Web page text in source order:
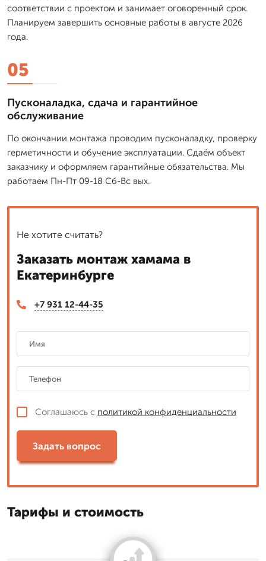
соответствии с проектом и занимает оговоренный срок.
Планируем завершить основные работы в августе 2026
года.
05
Пусконаладка, сдача и гарантийное
обслуживание
По окончании монтажа проводим пусконаладку, проверку
герметичности и обучение эксплуатации. Сдаём объект
заказчику и оформляем гарантийные обязательства. Мы
работаем Пн-Пт 09-18 Сб-Вс вых.
Не хотите считать?
Заказать монтаж хамама в
Екатеринбурге
+7 931 12-44-35
Соглашаюсь с политикой конфиденциальности
Задать вопрос
Тарифы и стоимость